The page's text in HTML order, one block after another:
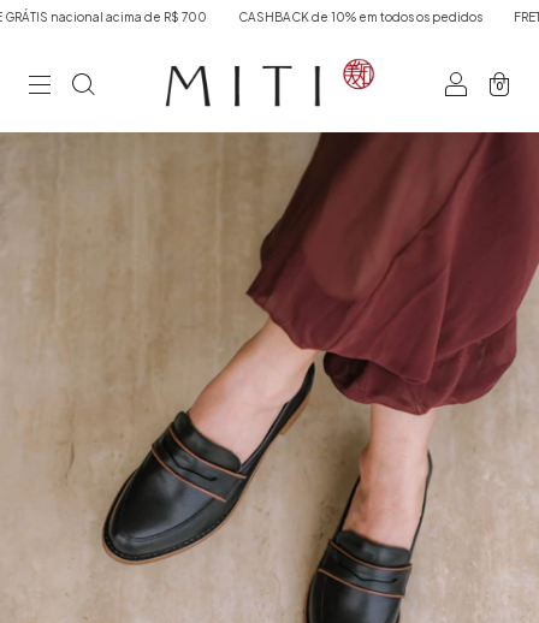
acima de R$ 700 CASHBACK de 10% em todos os pedidos FRETE EXPRESSO
0